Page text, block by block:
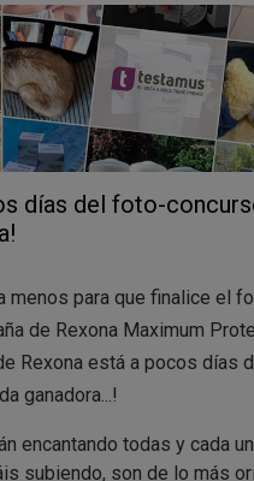
días del foto-
menos para que finalice el
de Rexona Maximum
Rexona está a pocos días
ganadora...!
encantando todas y cada
subiendo, son de lo más